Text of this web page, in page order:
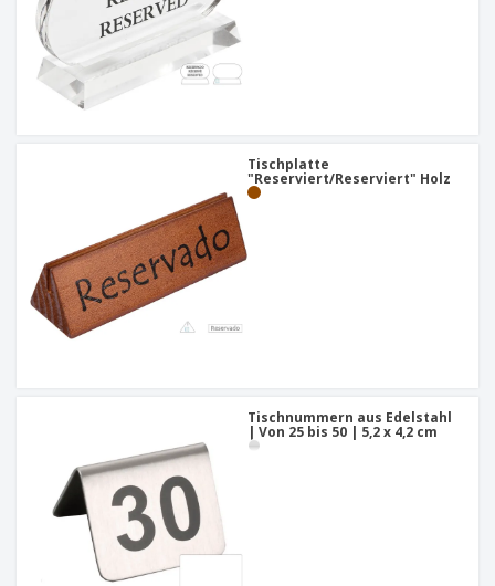
Tischplatte
"Reserviert/Reserviert" Holz
Tischnummern aus Edelstahl
| Von 25 bis 50 | 5,2 x 4,2 cm